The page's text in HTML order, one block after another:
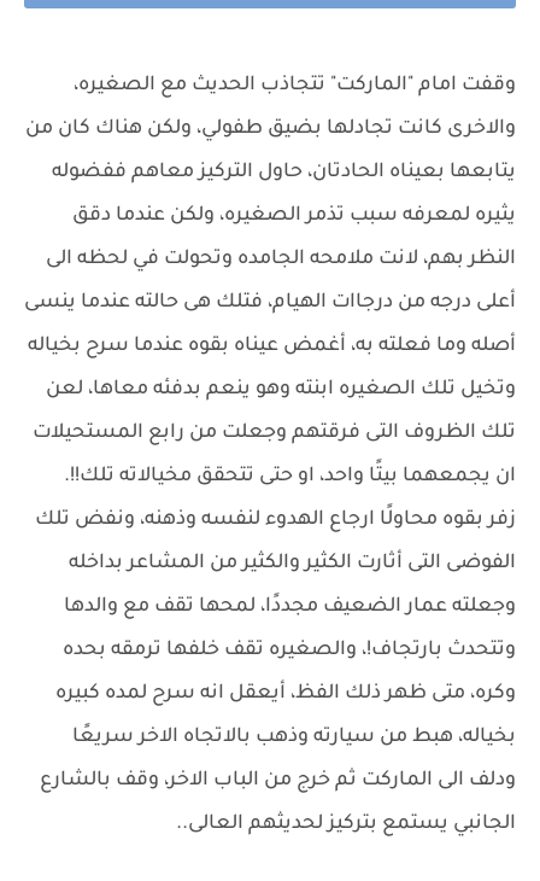
وقفت امام "الماركت" تتجاذب الحديث مع الصغيره،
والاخرى كانت تجادلها بضيق طفولي، ولكن هناك كان من
يتابعها بعيناه الحادتان، حاول التركيز معاهم ففضوله
يثيره لمعرفه سبب تذمر الصغيره، ولكن عندما دقق
النظر بهم، لانت ملامحه الجامده وتحولت في لحظه الى
أعلى درجه من درجاات الهيام، فتلك هى حالته عندما ينسى
أصله وما فعلته به، أغمض عيناه بقوه عندما سرح بخياله
وتخيل تلك الصغيره ابنته وهو ينعم بدفئه معاها، لعن
تلك الظروف التى فرقتهم وجعلت من رابع المستحيلات
ان يجمعهما بيتًا واحد، او حتى تتحقق مخيالاته تلك!!.
زفر بقوه محاولًا ارجاع الهدوء لنفسه وذهنه، ونفض تلك
الفوضى التى أثارت الكثير والكثير من المشاعر بداخله
وجعلته عمار الضعيف مجددًا، لمحها تقف مع والدها
وتتحدث بارتجاف!، والصغيره تقف خلفها ترمقه بحده
وكره، متى ظهر ذلك الفظ، أيعقل انه سرح لمده كبيره
بخياله، هبط من سيارته وذهب بالاتجاه الاخر سريعًا
ودلف الى الماركت ثم خرج من الباب الاخر، وقف بالشارع
الجانبي يستمع بتركيز لحديثهم العالى..